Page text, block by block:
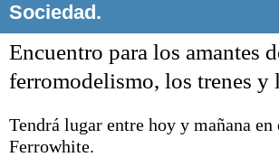
El mundo
Deportes
Escenario
Sociedad.
Encuentro para los amantes
ferromodelismo, los trenes y
Tendrá lugar entre hoy y mañana
Ferrowhite.